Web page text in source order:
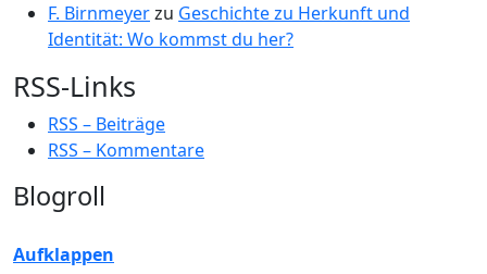
F. Birnmeyerzu Geschichte zu Herkunft und
Identität: Wo kommst du her?
RSS-Links
RSS – Beiträge
RSS – Kommentare
Blogroll
Aufklappen